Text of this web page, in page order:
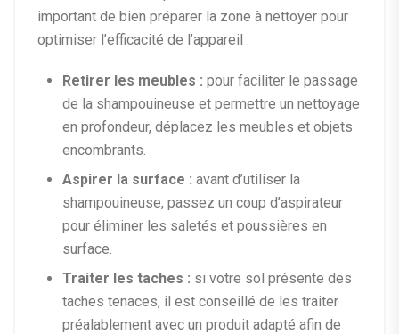
important de bien préparer la zone à nettoyer pour
optimiser l’efficacité de l’appareil :
Retirer les meubles : pour faciliter le passage
de la shampouineuse et permettre un nettoyage
en profondeur, déplacez les meubles et objets
encombrants.
Aspirer la surface : avant d’utiliser la
shampouineuse, passez un coup d’aspirateur
pour éliminer les saletés et poussières en
surface.
Traiter les taches : si votre sol présente des
taches tenaces, il est conseillé de les traiter
préalablement avec un produit adapté afin de